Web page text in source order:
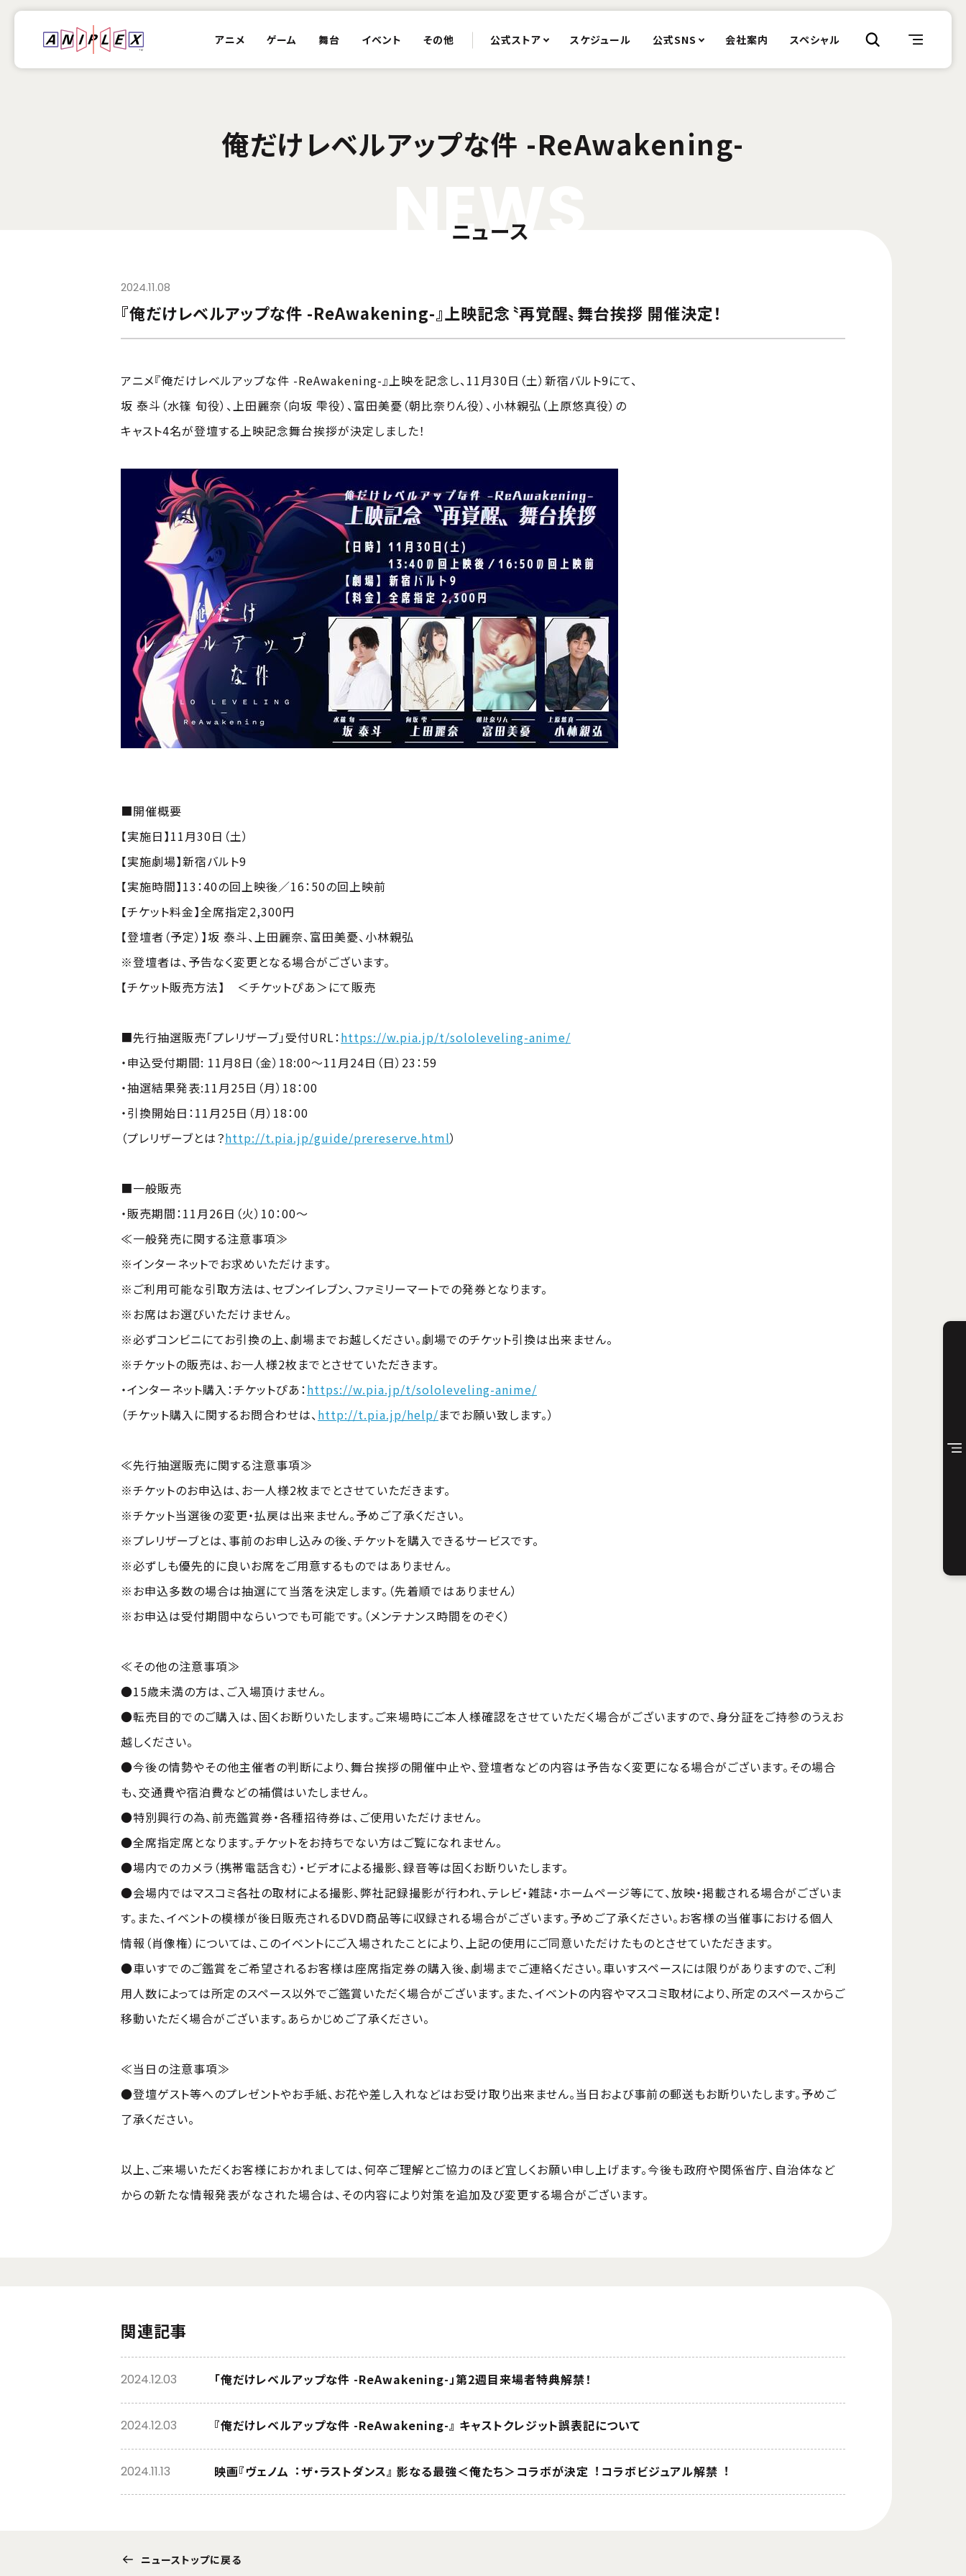
アニメ ゲーム 舞台 イベント その他 公式ストア スケジュール 公式SNS 会社案内 スペシャル
俺だけレベルアップな件 -ReAwakening-
EW
ニュース
2024.11.08
『俺だけレベルアップな件 -ReAwakening-』上映記念〝再覚醒〟舞台挨拶 開催決定！
アニメ『俺だけレベルアップな件 -ReAwakening-』上映を記念し、11月30日（土）新宿バルト9にて、
坂 泰斗（水篠 旬役）、上田麗奈（向坂 雫役）、富田美憂（朝比奈りん役）、小林親弘（上原悠真役）の
キャスト4名が登壇する上映記念舞台挨拶が決定しました！
■開催概要
【実施日】11月30日（土）
【実施劇場】新宿バルト9
【実施時間】13：40の回上映後／16：50の回上映前
【チケット料金】全席指定2,300円
【登壇者（予定）】坂 泰斗、上田麗奈、富田美憂、小林親弘
※登壇者は、予告なく変更となる場合がございます。
【チケット販売方法】 ＜チケットぴあ＞にて販売
■先行抽選販売「プレリザーブ」受付URL：https://w.pia.jp/t/sololeveling-anime/
・申込受付期間: 11月8日（金）18:00～11月24日（日）23：59
・抽選結果発表:11月25日（月）18：00
・引換開始日：11月25日（月）18：00
（プレリザーブとは？http://t.pia.jp/guide/prereserve.html）
■一般販売
・販売期間：11月26日（火）10：00～
≪一般発売に関する注意事項≫
※インターネットでお求めいただけます。
※ご利用可能な引取方法は、セブンイレブン、ファミリーマートでの発券となります。
※お席はお選びいただけません。
※必ずコンビニにてお引換の上、劇場までお越しください。劇場でのチケット引換は出来ません。
※チケットの販売は、お一人様2枚までとさせていただきます。
・インターネット購入：チケットぴあ：https://w.pia.jp/t/sololeveling-anime/
（チケット購入に関するお問合わせは、http://t.pia.jp/help/までお願い致します。）
≪先行抽選販売に関する注意事項≫
※チケットのお申込は、お一人様2枚までとさせていただきます。
※チケット当選後の変更・払戻は出来ません。予めご了承ください。
※プレリザーブとは、事前のお申し込みの後、チケットを購入できるサービスです。
※必ずしも優先的に良いお席をご用意するものではありません。
※お申込多数の場合は抽選にて当落を決定します。（先着順ではありません）
※お申込は受付期間中ならいつでも可能です。（メンテナンス時間をのぞく）
≪その他の注意事項≫
●15歳未満の方は、ご入場頂けません。
●転売目的でのご購入は、固くお断りいたします。ご来場時にご本人様確認をさせていただく場合がございますので、身分証をご持参のうえお
越しください。
●今後の情勢やその他主催者の判断により、舞台挨拶の開催中止や、登壇者などの内容は予告なく変更になる場合がございます。その場合
も、交通費や宿泊費などの補償はいたしません。
●特別興行の為、前売鑑賞券・各種招待券は、ご使用いただけません。
●全席指定席となります。チケットをお持ちでない方はご覧になれません。
●場内でのカメラ（携帯電話含む）・ビデオによる撮影、録音等は固くお断りいたします。
●会場内ではマスコミ各社の取材による撮影、弊社記録撮影が行われ、テレビ・雑誌・ホームページ等にて、放映・掲載される場合がございま
す。また、イベントの模様が後日販売されるDVD商品等に収録される場合がございます。予めご了承ください。お客様の当催事における個人
情報（肖像権）については、このイベントにご入場されたことにより、上記の使用にご同意いただけたものとさせていただきます。
●車いすでのご鑑賞をご希望されるお客様は座席指定券の購入後、劇場までご連絡ください。車いすスペースには限りがありますので、ご利
用人数によっては所定のスペース以外でご鑑賞いただく場合がございます。また、イベントの内容やマスコミ取材により、所定のスペースからご
移動いただく場合がございます。あらかじめご了承ください。
≪当日の注意事項≫
●登壇ゲスト等へのプレゼントやお手紙、お花や差し入れなどはお受け取り出来ません。当日および事前の郵送もお断りいたします。予めご
了承ください。
以上、ご来場いただくお客様におかれましては、何卒ご理解とご協力のほど宜しくお願い申し上げます。今後も政府や関係省庁、自治体など
からの新たな情報発表がなされた場合は、その内容により対策を追加及び変更する場合がございます。
関連記事
「俺だけレベルアップな件 -ReAwakening-」第2週目来場者特典解禁！
2024.12.03
『俺だけレベルアップな件 -ReAwakening-』 キャストクレジット誤表記について
2024.12.03
映画『ヴェノム︓ザ・ラストダンス』 影なる最強＜俺たち＞コラボが決定︕コラボビジュアル解禁︕
2024.11.13
ニューストップに戻る